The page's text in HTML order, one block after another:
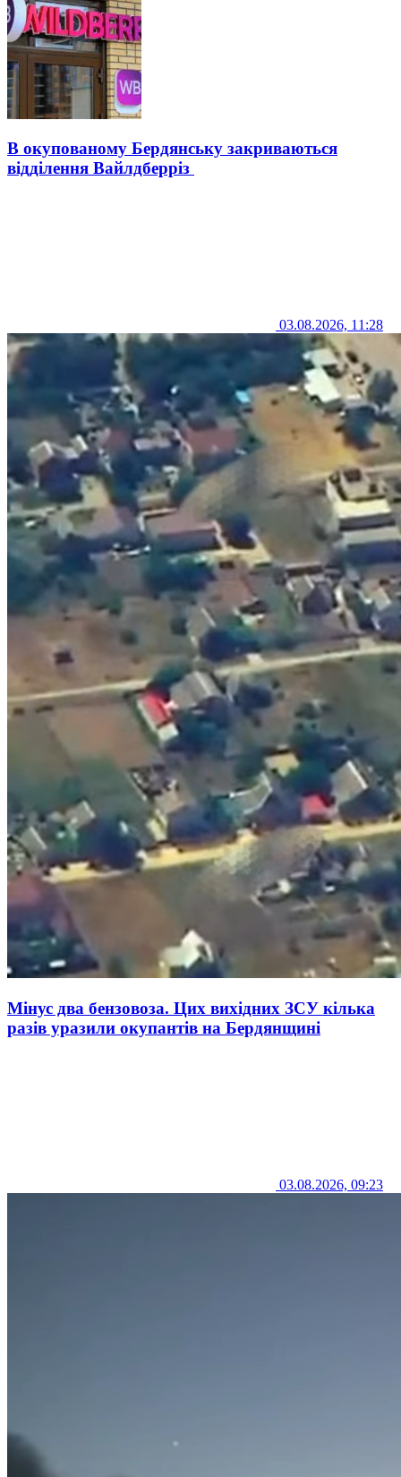
В окупованому Бердянську закриваються
відділення Вайлдберріз
03.08.2026, 11:28
Мінус два бензовоза. Цих вихідних ЗСУ кілька
разів уразили окупантів на Бердянщині
03.08.2026, 09:23